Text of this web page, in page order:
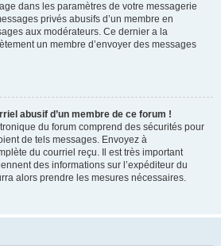
dans les paramètres de votre messagerie
privés abusifs d’un membre en
aux modérateurs. Ce dernier a la
un membre d’envoyer des messages
abusif d’un membre de ce forum !
du forum comprend des sécurités pour
de tels messages. Envoyez à
du courriel reçu. Il est très important
des informations sur l’expéditeur du
alors prendre les mesures nécessaires.